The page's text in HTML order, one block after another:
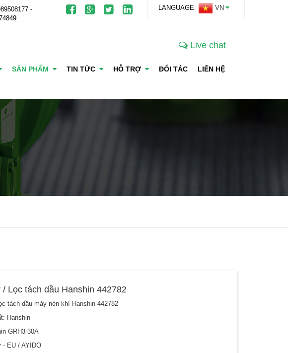
-
LANGUAGE VN
Live chat
SẢN PHẨM TIN TỨC HỖ TRỢ ĐỐI TÁC LIÊN HỆ
/ Lọc tách dầu Hanshin 442782
tách dầu máy nén khí Hanshin 442782
Hanshin
GRH3-30A
EU / AYIDO